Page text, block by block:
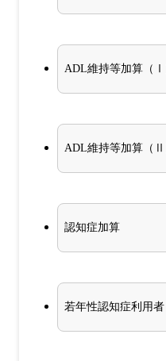
ADL維持等加算（Ⅰ
ADL維持等加算（Ⅱ
認知症加算
若年性認知症利用